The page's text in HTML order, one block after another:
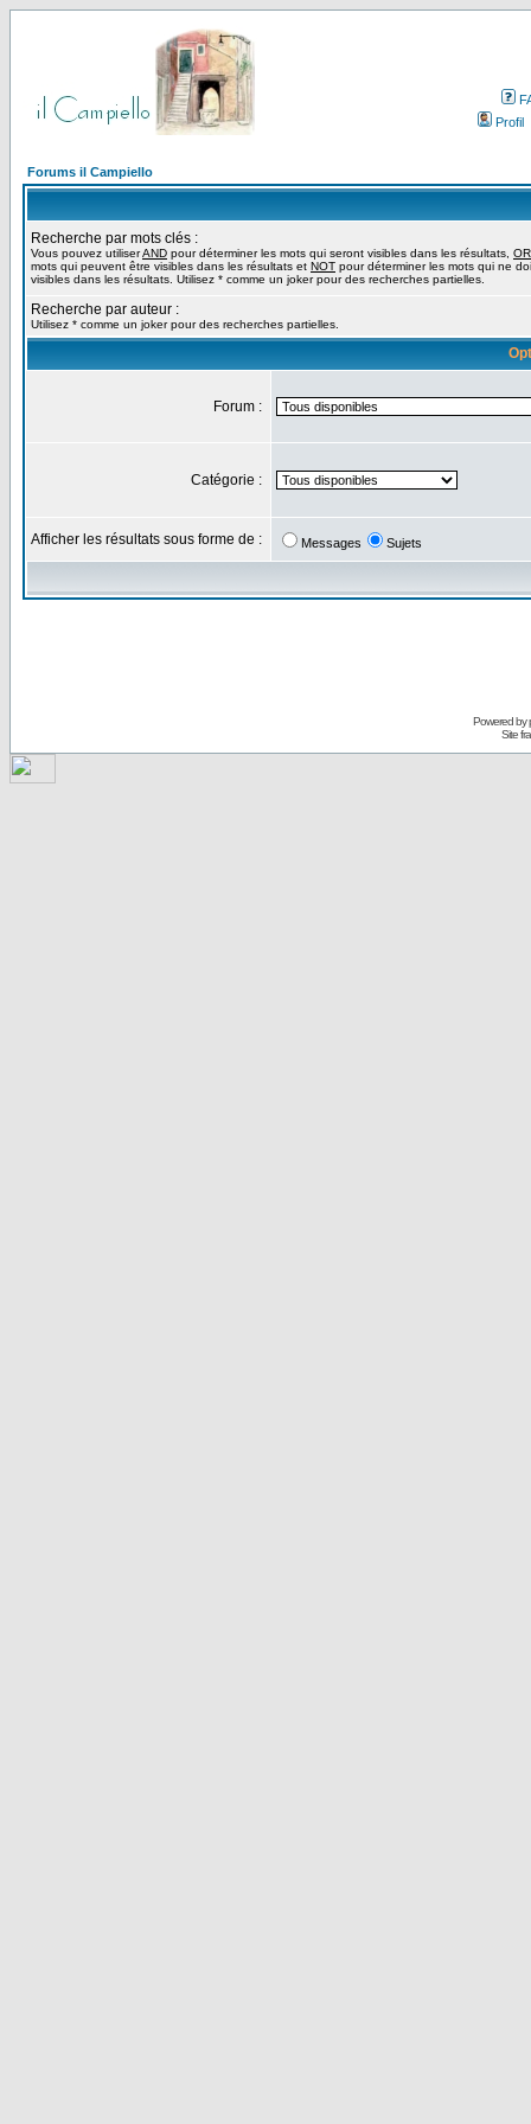
Profil
Forums il Campiello
Recherche par mots clés :
Vous pouvez utiliserAND pour déterminer les mots qui seront visibles dans les résultats, OR
mots qui peuvent être visibles dans les résultats et NOT pour déterminer les mots qui ne
visibles dans les résultats. Utilisez * comme un joker pour des recherches partielles.
Recherche par auteur :
Utilisez * comme un joker pour des recherches partielles.
Forum :
Catégorie :
Afficher les résultats sous forme de : Messages Sujets
Powered by
Site